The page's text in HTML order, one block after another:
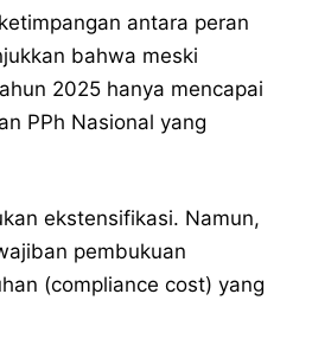
antara peran
bahwa meski
2025 hanya mencapai
PPh Nasional yang
ekstensifikasi. Namun,
pembukuan
(compliance cost) yang